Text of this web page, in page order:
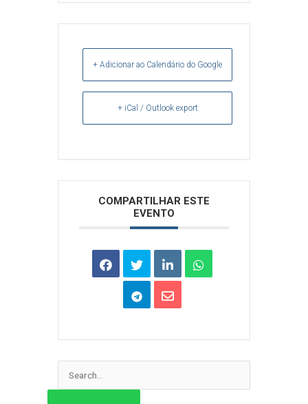
+ Adicionar ao Calendário do Google
+ iCal / Outlook export
COMPARTILHAR ESTE
EVENTO
Pesquisar